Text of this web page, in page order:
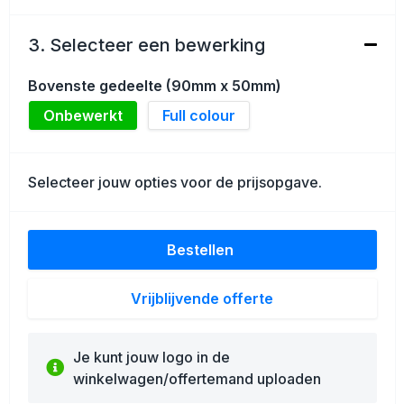
Golftassen
Goodiebags
3. Selecteer een bewerking
Bovenste gedeelte (90mm x 50mm)
Onbewerkt
Full colour
Selecteer jouw opties voor de prijsopgave.
Bestellen
Vrijblijvende offerte
Je kunt jouw logo in de
winkelwagen/offertemand uploaden